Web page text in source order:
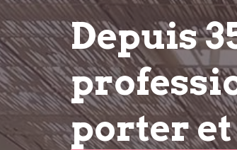
Depuis
porter